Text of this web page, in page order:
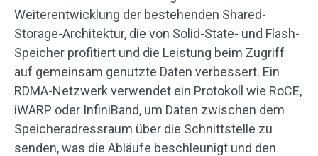
Weiterentwicklung der bestehenden Shared-
Storage-Architektur, die von Solid-State- und Flash-
Speicher profitiert und die Leistung beim Zugriff
auf gemeinsam genutzte Daten verbessert. Ein
RDMA-Netzwerk verwendet ein Protokoll wie RoCE,
iWARP oder InfiniBand, um Daten zwischen dem
Speicheradressraum über die Schnittstelle zu
senden, was die Abläufe beschleunigt und den